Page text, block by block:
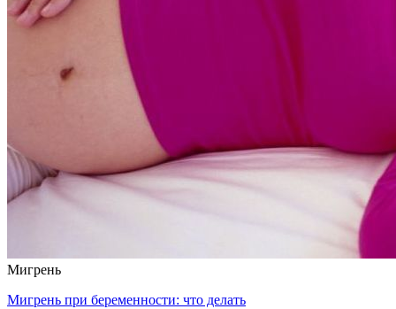
Мигрень
Мигрень при беременности: что делать